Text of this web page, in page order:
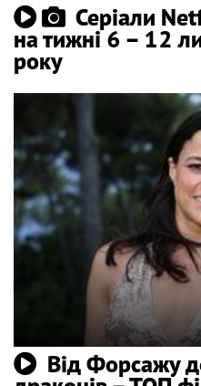
Серіали
на тижні 6 – 12
року
Від Форсажу